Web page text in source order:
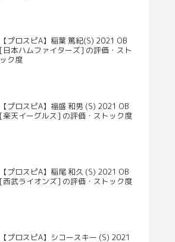
【プロスピA】稲葉 篤紀(S) 2021 OB
[日本ハムファイターズ] の評価・スト
ック度
【プロスピA】福盛 和男 (S) 2021 OB
[楽天イーグルス] の評価・ストック度
【プロスピA】稲尾 和久 (S) 2021 OB
[西武ライオンズ] の評価・ストック度
【プロスピA】シコースキー (S) 2021